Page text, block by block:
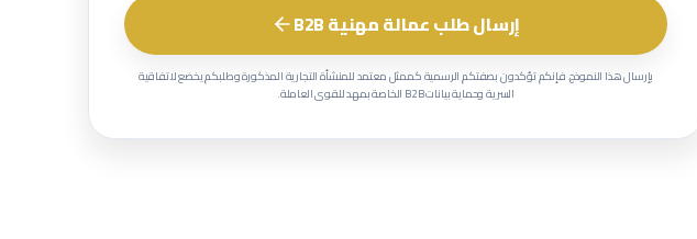
إرسال طلب عمالة مهنية B2B
بإرسال هذا النموذج، فإنكم تؤكدون بصفتكم الرسمية كممثل معتمد للمنشأة التجارية المذكورة وطلبكم يخضع لاتفاقية
السرية وحماية بيانات B2B الخاصة بمهد للقوى العاملة.